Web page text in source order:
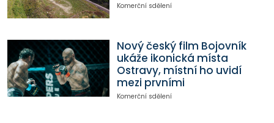
Komerční sdělení
Nový český film Bojovník
ukáže ikonická místa
Ostravy, místní ho uvidí
mezi prvními
Komerční sdělení